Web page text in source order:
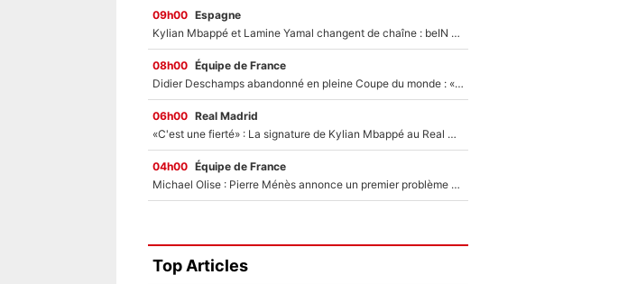
09h00 Espagne
Kylian Mbappé et Lamine Yamal changent de chaîne : beIN SPORTS ne digère pas cette décision historique et prédit un fiasco pour la Liga
08h00 Équipe de France
Didier Deschamps abandonné en pleine Coupe du monde : «La FFF était déjà passée à Zinedine Zidane»
06h00 Real Madrid
«C'est une fierté» : La signature de Kylian Mbappé au Real Madrid continue de régaler l'Espagne
04h00 Équipe de France
Michael Olise : Pierre Ménès annonce un premier problème pour Zinedine Zidane en équipe de France
Top Articles